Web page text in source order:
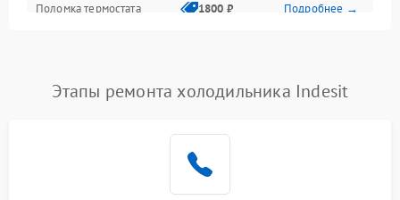
Поломка термостата 1800 ₽ Подробнее →
Поломка системы No Frost 2600 ₽ Подробнее →
Этапы ремонта холодильника Indesit